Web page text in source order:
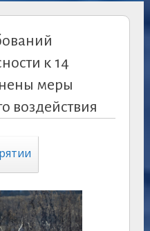
к 14
меры
воздействия